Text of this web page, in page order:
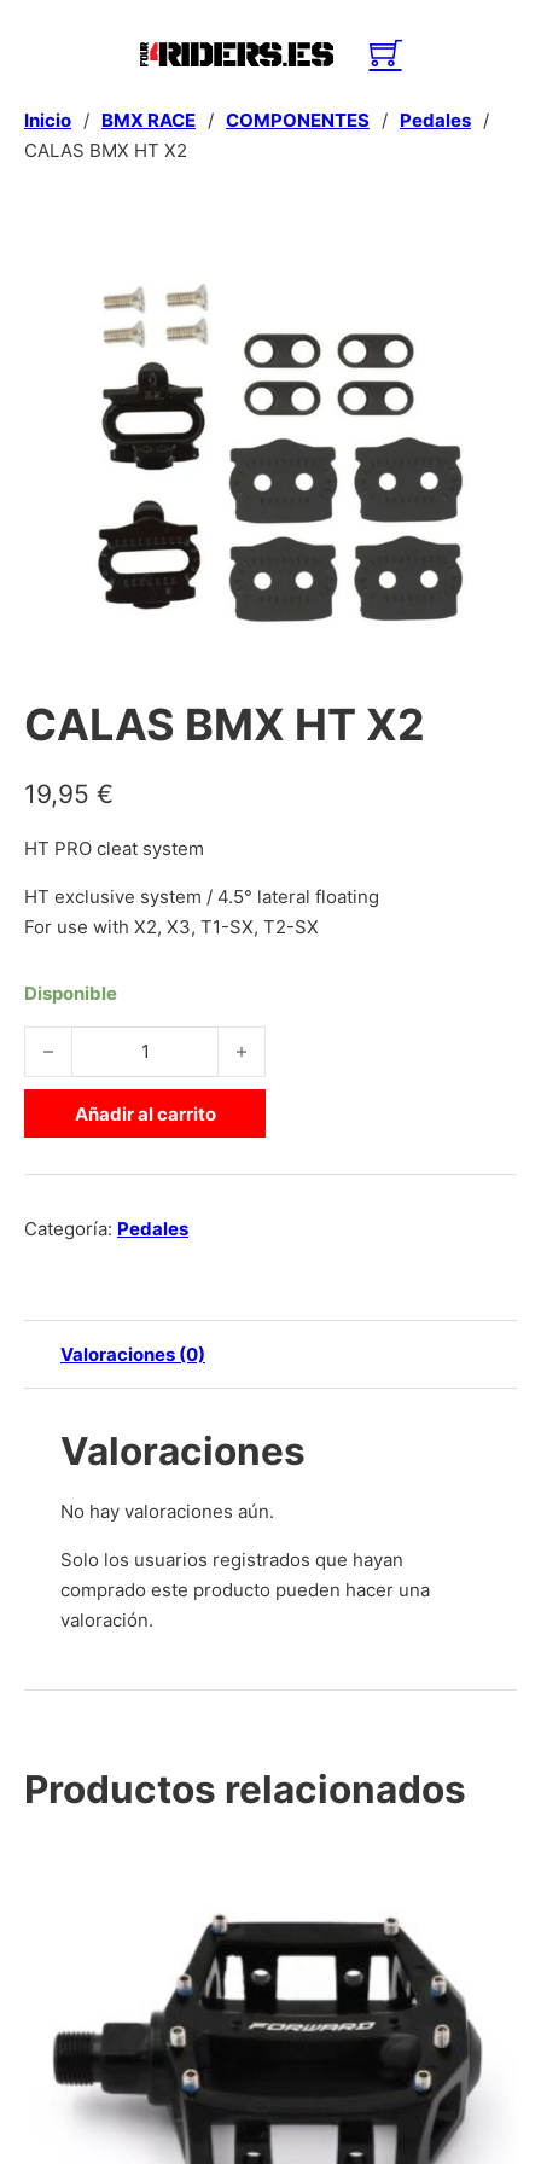
Inicio / BMX RACE / COMPONENTES / Pedales /
CALAS BMX HT X2
CALAS BMX HT X2
19,95 €
HT PRO cleat system
HT exclusive system / 4.5° lateral floating
For use with X2, X3, T1-SX, T2-SX
Disponible
CALAS BMX HT X2 cantidad
Añadir al carrito
Categoría: Pedales
Valoraciones (0)
Valoraciones
No hay valoraciones aún.
Solo los usuarios registrados que hayan
comprado este producto pueden hacer una
valoración.
Productos relacionados